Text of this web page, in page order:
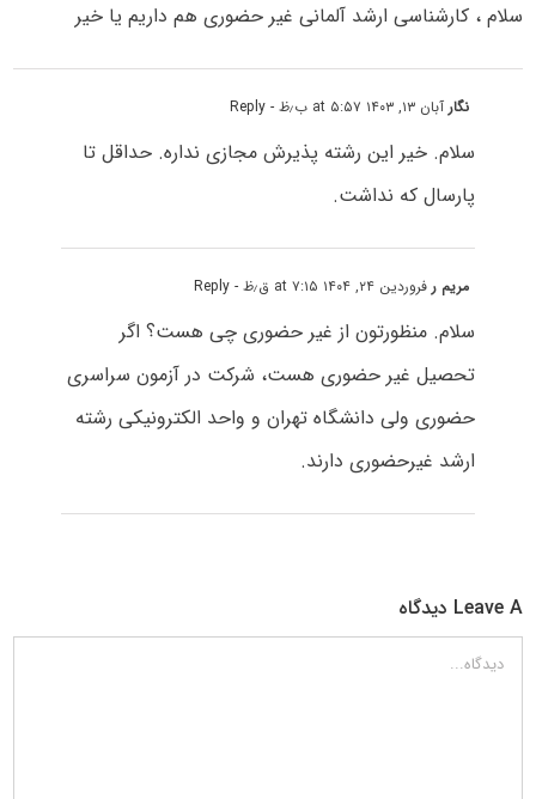
سلام ، کارشناسی ارشد آلمانی غیر حضوری هم داریم یا خیر
نگارآبان ۱۳, ۱۴۰۳ at ۵:۵۷ ب٫ظ - Reply
سلام. خیر این رشته پذیرش مجازی نداره. حداقل تا
پارسال که نداشت.
مریم رفروردین ۲۴, ۱۴۰۴ at ۷:۱۵ ق٫ظ - Reply
سلام. منظورتون از غیر حضوری چی هست؟ اگر
تحصیل غیر حضوری هست، شرکت در آزمون سراسری
حضوری ولی دانشگاه تهران و واحد الکترونیکی رشته
ارشد غیرحضوری دارند.
Leave A دیدگاه
دیدگاه